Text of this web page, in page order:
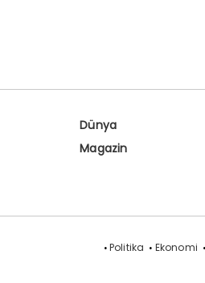
Dünya
Magazin
Politika Ekonomi